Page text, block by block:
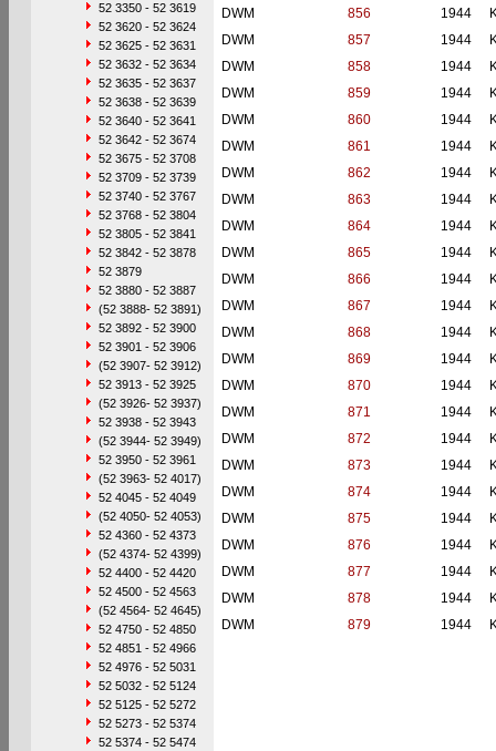
52 3350 - 52 3619
52 3620 - 52 3624
52 3625 - 52 3631
52 3632 - 52 3634
52 3635 - 52 3637
52 3638 - 52 3639
52 3640 - 52 3641
52 3642 - 52 3674
52 3675 - 52 3708
52 3709 - 52 3739
52 3740 - 52 3767
52 3768 - 52 3804
52 3805 - 52 3841
52 3842 - 52 3878
52 3879
52 3880 - 52 3887
(52 3888- 52 3891)
52 3892 - 52 3900
52 3901 - 52 3906
(52 3907- 52 3912)
52 3913 - 52 3925
(52 3926- 52 3937)
52 3938 - 52 3943
(52 3944- 52 3949)
52 3950 - 52 3961
(52 3963- 52 4017)
52 4045 - 52 4049
(52 4050- 52 4053)
52 4360 - 52 4373
(52 4374- 52 4399)
52 4400 - 52 4420
52 4500 - 52 4563
(52 4564- 52 4645)
52 4750 - 52 4850
52 4851 - 52 4966
52 4976 - 52 5031
52 5032 - 52 5124
52 5125 - 52 5272
52 5273 - 52 5374
52 5374 - 52 5474
DWM
856 1944
DWM
857 1944
DWM
858 1944
DWM
859 1944
DWM
860 1944
DWM
861 1944
DWM
862 1944
DWM
863 1944
DWM
864 1944
DWM
865 1944
DWM
866 1944
DWM
867 1944
DWM
868 1944
DWM
869 1944
DWM
870 1944
DWM
871 1944
DWM
872 1944
DWM
873 1944
DWM
874 1944
DWM
875 1944
DWM
876 1944
DWM
877 1944
DWM
878 1944
DWM
879 1944